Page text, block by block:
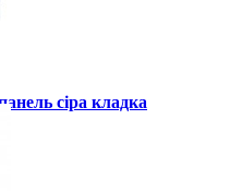
сіра кладка